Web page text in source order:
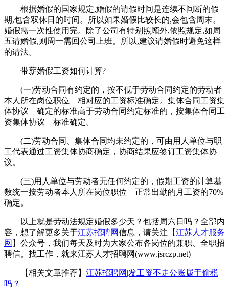
根据婚假的国家规定,婚假的请假时间是连续不间断的假
期,包含双休日的时间。所以如果婚假比较长的,会包含周末。
婚假需一次性使用完。除了公司有特别照顾外,依照规定,如周
五请婚假,则周一需回公司上班。所以,建议请婚假时避免这样
的请法。
带薪婚假工资如何计算?
(一)劳动合同有约定的，按不低于劳动合同约定的劳动者
本人所在岗位职位 相对应的工资标准确定。集体合同工资集
体协议 确定的标准高于劳动合同约定标准的，按集体合同工
资集体协议 标准确定。
(二)劳动合同、集体合同均未约定的，可由用人单位与职
工代表通过工资集体协商确定，协商结果应签订工资集体协
议。
(三)用人单位与劳动者无任何约定的，假期工资的计算基
数统一按劳动者本人所在岗位职位 正常出勤的月工资的70%
确定。
以上就是劳动法规定婚假多少天？包括周六日吗？全部内
容，想了解更多关于江苏招聘网信息，请关注【江苏人才服务
网 】公众号，我们每天及时为大家公布各岗位的兼职、全职招
聘信。找工作，就来江苏人才招聘网(www.jsrczp.net)
【相关文章推荐】 江苏招聘网|发工资不走公账属于偷税
吗？